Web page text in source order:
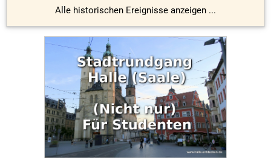
Alle historischen Ereignisse anzeigen ...